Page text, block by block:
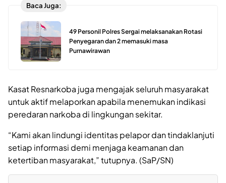
Baca Juga:
49 Personil Polres Sergai melaksanakan Rotasi
Penyegaran dan 2 memasuki masa
Purnawirawan
Kasat Resnarkoba juga mengajak seluruh masyarakat
untuk aktif melaporkan apabila menemukan indikasi
peredaran narkoba di lingkungan sekitar.
“Kami akan lindungi identitas pelapor dan tindaklanjuti
setiap informasi demi menjaga keamanan dan
ketertiban masyarakat,” tutupnya. (SaP/SN)